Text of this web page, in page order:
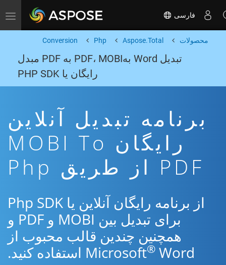
Toggle navigation فارسی
محصولات Aspose.Total
Php
Conversion
تبدیل Word بهPDF، MOBI به PDF مبدل
رایگان یا PHP SDK
برنامه تبدیل آنلاین
رایگان MOBI To
PDF از طریق Php
از برنامه رایگان آنلاین یا Php SDK
برای تبدیل بین MOBI و PDF و
همچنین چندین قالب محبوب از
Microsoft® Word استفاده کنید.